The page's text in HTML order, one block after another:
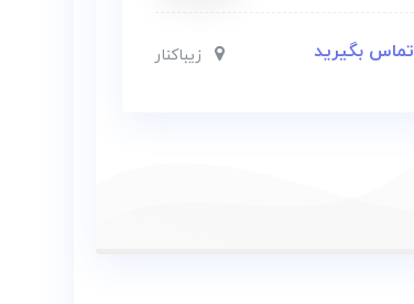
تماس بگیرید زیباکنار